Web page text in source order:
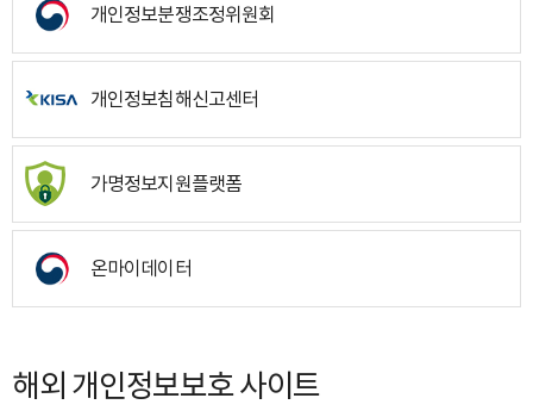
개인정보분쟁조정위원회
개인정보침해신고센터
가명정보지원플랫폼
온마이데이터
해외 개인정보보호 사이트